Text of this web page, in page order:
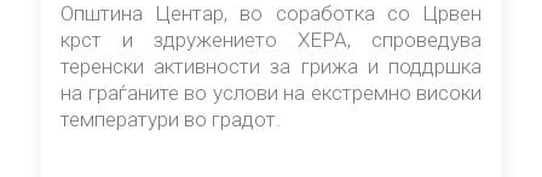
Општина Центар, во соработка со Црвен
крст и здружението ХЕРА, спроведува
теренски активности за грижа и поддршка
на граѓаните во услови на екстремно високи
температури во градот.